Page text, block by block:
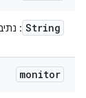
String
:
monitor